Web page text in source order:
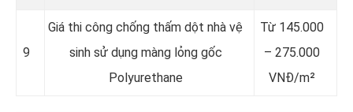
9
Giá thi công chống thấm dột nhà vệ
sinh sử dụng màng lỏng gốc
Polyurethane
Từ 145.000
– 275.000
VNĐ/m²